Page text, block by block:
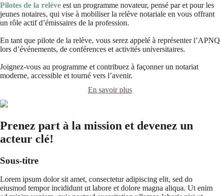
Pilotes de la relève est un programme novateur, pensé par et pour les
jeunes notaires, qui vise à mobiliser la relève notariale en vous offrant
un rôle actif d’émissaires de la profession.
En tant que pilote de la relève, vous serez appelé à représenter l’APNQ
lors d’événements, de conférences et activités universitaires.
Joignez-vous au programme et contribuez à façonner un notariat
moderne, accessible et tourné vers l’avenir.
En savoir plus
Prenez part à la mission et devenez un
acteur clé!
Sous-titre
Lorem ipsum dolor sit amet, consectetur adipiscing elit, sed do
eiusmod tempor incididunt ut labore et dolore magna aliqua. Ut enim